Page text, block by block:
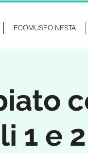
ECOMUSEO NESTA
1 e 2